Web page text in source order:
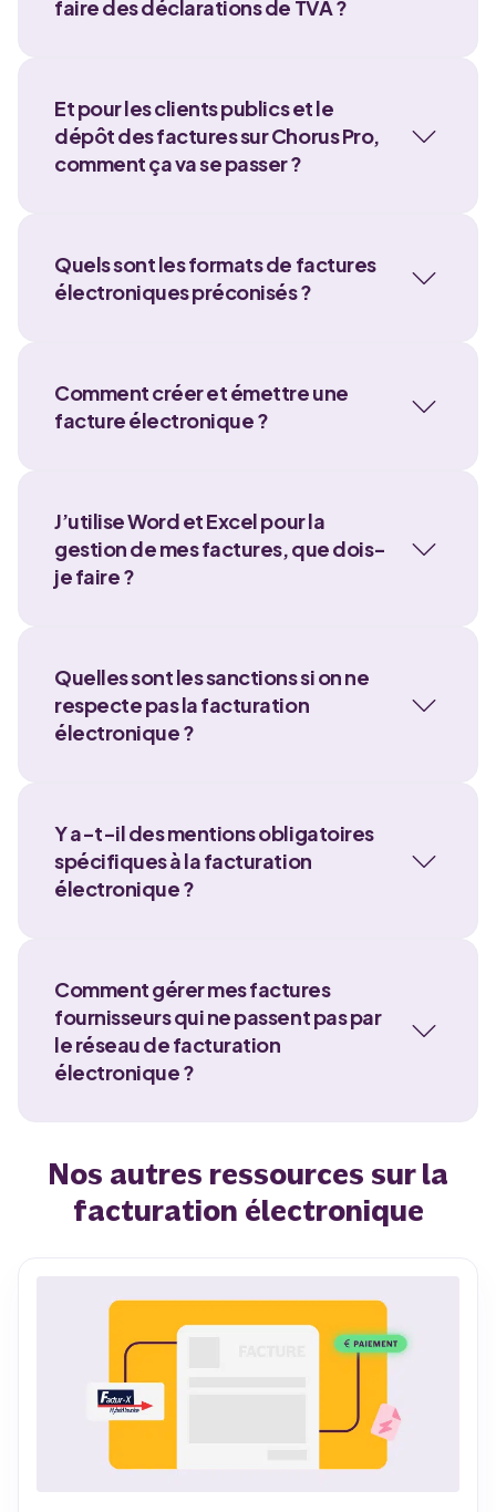
faire des déclarations de TVA ?
Et pour les clients publics et le
dépôt des factures sur Chorus Pro,
comment ça va se passer ?
Quels sont les formats de factures
électroniques préconisés ?
Comment créer et émettre une
facture électronique ?
J’utilise Word et Excel pour la
gestion de mes factures, que dois-
je faire ?
Quelles sont les sanctions si on ne
respecte pas la facturation
électronique ?
Y a-t-il des mentions obligatoires
spécifiques à la facturation
électronique ?
Comment gérer mes factures
fournisseurs qui ne passent pas par
le réseau de facturation
électronique ?
Nos autres ressources sur la
facturation électronique